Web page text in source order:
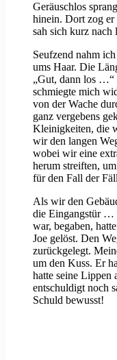
Geräuschlos
hinein. Dort zog er
sah sich kurz nach
Seufzend nahm
ums Haar. Die
„Gut, dann los …“
schmiegte mich
von der Wache
ganz vergebens
Kleinigkeiten, die
wir den langen
wobei wir eine
herum streiften,
für den Fall der
Als wir den
die Eingangstür …
war, begaben,
Joe gelöst. Den
zurückgelegt.
um den Kuss. Er
hatte seine Lippen
entschuldigt noch
Schuld bewusst!